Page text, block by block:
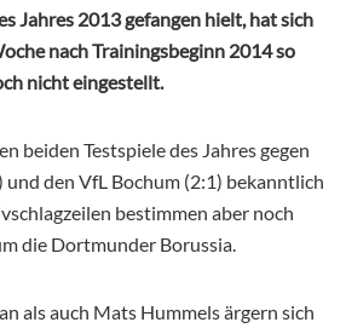
Jahres 2013 gefangen hielt, hat sich
nach Trainingsbeginn 2014 so
nicht eingestellt.
beiden Testspiele des Jahres gegen
den VfL Bochum (2:1) bekanntlich
bestimmen aber noch
die Dortmunder Borussia.
als auch Mats Hummels ärgern sich